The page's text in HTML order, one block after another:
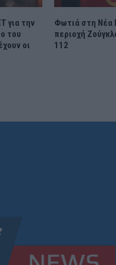
για την
του
οι
Φωτιά στη Νέα
περιοχή
112